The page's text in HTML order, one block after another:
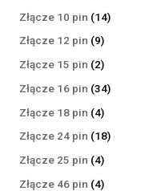
produkty
Złącze 10 pin 1414
Złącze 12 pin 99
produktów
Złącze 15 pin 22
produkty
Złącze 16 pin 3434
Złącze 18 pin 44
produkty
Złącze 24 pin 1818
Złącze 25 pin 44
produkty
Złącze 46 pin 44